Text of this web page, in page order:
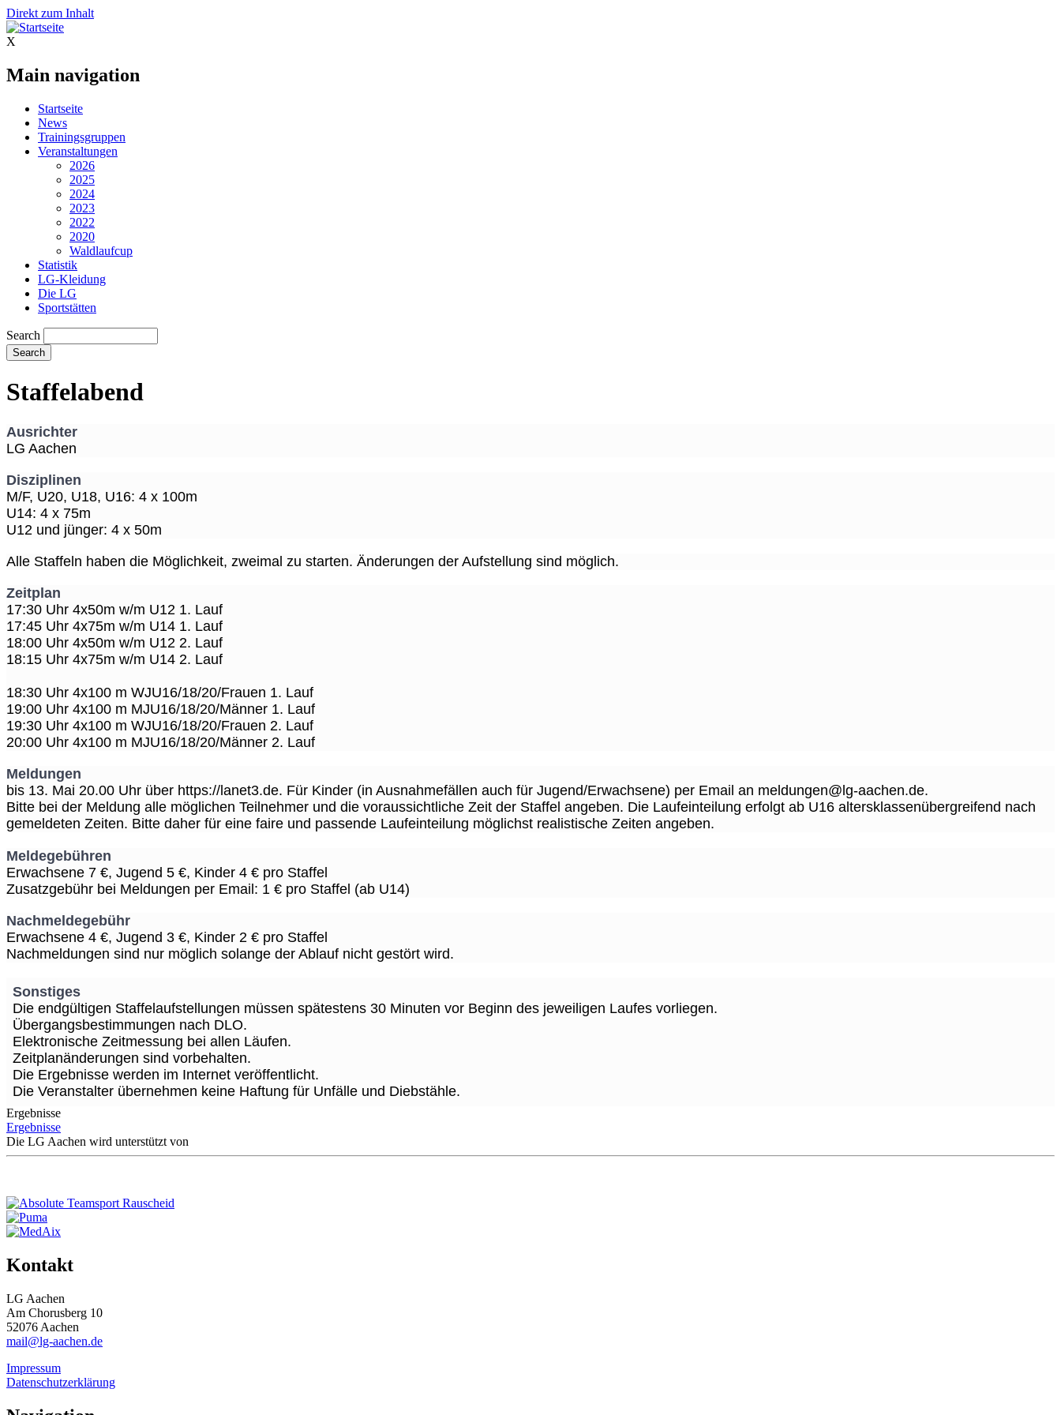
Direkt zum Inhalt
X
Main navigation
Startseite
News
Trainingsgruppen
Veranstaltungen
2026
2025
2024
2023
2022
2020
Waldlaufcup
Statistik
LG-Kleidung
Die LG
Sportstätten
Search
Staffelabend
Ausrichter
LG Aachen
Disziplinen
M/F, U20, U18, U16: 4 x 100m
U14: 4 x 75m
U12 und jünger: 4 x 50m
Alle Staffeln haben die Möglichkeit, zweimal zu starten. Änderungen der Aufstellung sind möglich.
Zeitplan
17:30 Uhr 4x50m w/m U12 1. Lauf
17:45 Uhr 4x75m w/m U14 1. Lauf
18:00 Uhr 4x50m w/m U12 2. Lauf
18:15 Uhr 4x75m w/m U14 2. Lauf
18:30 Uhr 4x100 m WJU16/18/20/Frauen 1. Lauf
19:00 Uhr 4x100 m MJU16/18/20/Männer 1. Lauf
19:30 Uhr 4x100 m WJU16/18/20/Frauen 2. Lauf
20:00 Uhr 4x100 m MJU16/18/20/Männer 2. Lauf
Meldungen
bis 13. Mai 20.00 Uhr über https://lanet3.de. Für Kinder (in Ausnahmefällen auch für Jugend/Erwachsene) per Email an meldungen@lg-aachen.de.
Bitte bei der Meldung alle möglichen Teilnehmer und die voraussichtliche Zeit der Staffel angeben. Die Laufeinteilung erfolgt ab U16 altersklassenübergreifend nach
gemeldeten Zeiten. Bitte daher für eine faire und passende Laufeinteilung möglichst realistische Zeiten angeben.
Meldegebühren
Erwachsene 7 €, Jugend 5 €, Kinder 4 € pro Staffel
Zusatzgebühr bei Meldungen per Email: 1 € pro Staffel (ab U14)
Nachmeldegebühr
Erwachsene 4 €, Jugend 3 €, Kinder 2 € pro Staffel
Nachmeldungen sind nur möglich solange der Ablauf nicht gestört wird.
Sonstiges
Die endgültigen Staffelaufstellungen müssen spätestens 30 Minuten vor Beginn des jeweiligen Laufes vorliegen.
Übergangsbestimmungen nach DLO.
Elektronische Zeitmessung bei allen Läufen.
Zeitplanänderungen sind vorbehalten.
Die Ergebnisse werden im Internet veröffentlicht.
Die Veranstalter übernehmen keine Haftung für Unfälle und Diebstähle.
Ergebnisse
Ergebnisse
Die LG Aachen wird unterstützt von
Kontakt
LG Aachen
Am Chorusberg 10
52076 Aachen
mail@lg-aachen.de
Impressum
Datenschutzerklärung